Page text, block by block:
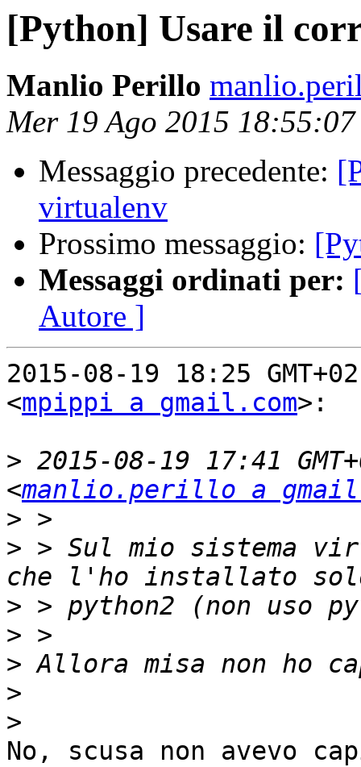
[Python] Usare il
Manlio Perillo
Mer 19 Ago 2015 18:55:07
Messaggio precedente:
virtualenv
Prossimo messaggio:
Messaggi ordinati per:
Autore ]
2015-08-19 18:25
<mpippi a gmail.com>:
> 2015-08-19 17:41
<manlio.perillo a
>
> > Sul mio sistema
>
>
>
>
>
No, scusa non avevo